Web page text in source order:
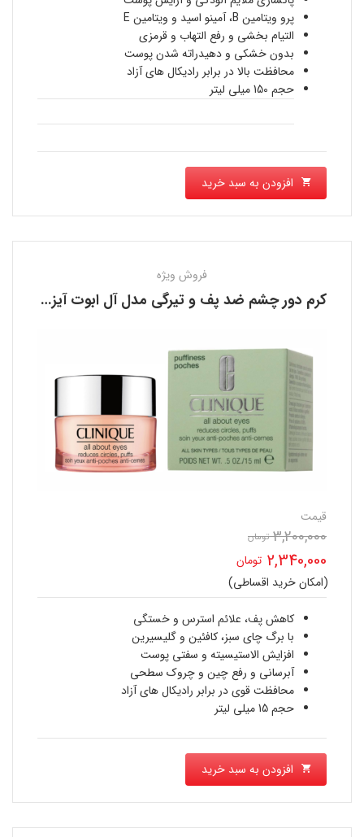
بود.
1,120,000 تومان
است.
پرو ویتامین B، آمینو اسید و ویتامین E
التیام بخشی و رفع التهاب و قرمزی
بدون خشکی و دهیدراته شدن پوست
محافظت بالا در برابر رادیکال های آزاد
حجم 150 میلی لیتر
افزودن به سبد خرید
فروش ویژه
كرم دور چشم ضد پف و تیرگی مدل آل ابوت آیز کلینیک CLINIQUE
قیمت
3,200,000 تومان
اصلی
3,200,000 تومان
بود.
2,340,000 تومان
قیمت
فعلی
2,340,000 تومان
است.
(امکان خرید اقساطی)
کاهش پف، علائم استرس و خستگی
با برگ چای سبز، کافئین و گلیسیرین
افزایش الاستیسیته و سفتی پوست
آبرسانی و رفع چین و چروک سطحی
محافظت قوی در برابر رادیکال های آزاد
حجم 15 میلی لیتر
افزودن به سبد خرید